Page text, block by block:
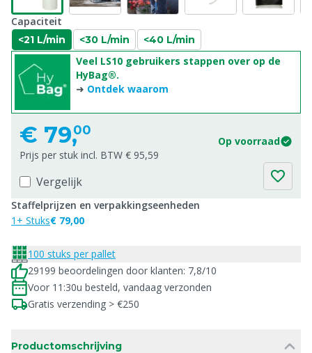
Capaciteit
<21 L/min <30 L/min <40 L/min
Veel LS10 gebruikers stappen over op de
HyBag®.
➜ Ontdek waarom
€ 79,00
Op voorraad
Prijs per stuk incl. BTW € 95,59
Vergelijk
Staffelprijzen en verpakkingseenheden
1+ Stuks€ 79,00
100 stuks per pallet
29199 beoordelingen door klanten: 7,8/10
Voor 11:30u besteld, vandaag verzonden
Gratis verzending > €250
Productomschrijving